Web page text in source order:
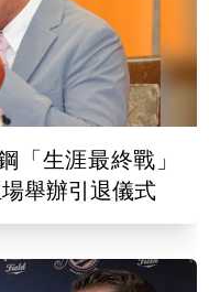
「生涯最終戰」
舉辦引退儀式